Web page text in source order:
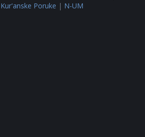
Kur'anske Poruke | N-UM